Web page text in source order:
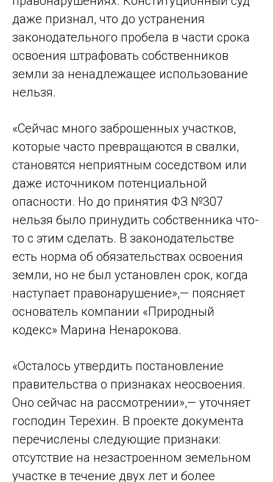
даже признал, что до устранения
законодательного пробела в части срока
освоения штрафовать собственников
земли за ненадлежащее использование
нельзя.
«Сейчас много заброшенных участков,
которые часто превращаются в свалки,
становятся неприятным соседством или
даже источником потенциальной
опасности. Но до принятия ФЗ №307
нельзя было принудить собственника что-
то с этим сделать. В законодательстве
есть норма об обязательствах освоения
земли, но не был установлен срок, когда
наступает правонарушение»,— поясняет
основатель компании «Природный
кодекс» Марина Ненарокова.
«Осталось утвердить постановление
правительства о признаках неосвоения.
Оно сейчас на рассмотрении»,— уточняет
господин Терехин. В проекте документа
перечислены следующие признаки:
отсутствие на незастроенном земельном
участке в течение двух лет и более